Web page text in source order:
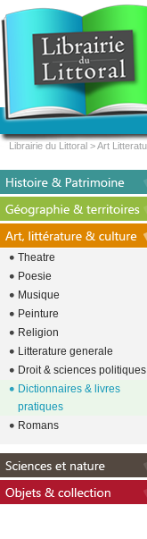
Theatre
Poesie
Musique
Peinture
Religion
Litterature generale
Droit & sciences politiques
Dictionnaires & livres
pratiques
Romans
Librairie du Littoral >Art